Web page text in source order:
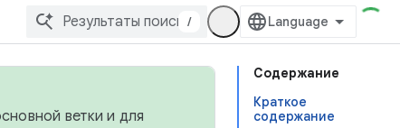
/
Содержание
Краткое
содержание
ветки и для